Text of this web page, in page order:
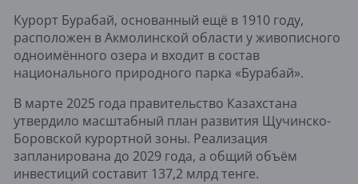
Курорт Бурабай, основанный ещё в 1910 году,
расположен в Акмолинской области у живописного
одноимённого озера и входит в состав
национального природного парка «Бурабай».
В марте 2025 года правительство Казахстана
утвердило масштабный план развития Щучинско-
Боровской курортной зоны. Реализация
запланирована до 2029 года, а общий объём
инвестиций составит 137,2 млрд тенге.